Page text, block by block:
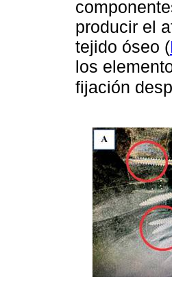
producir el
tejido óseo (
los
fijación